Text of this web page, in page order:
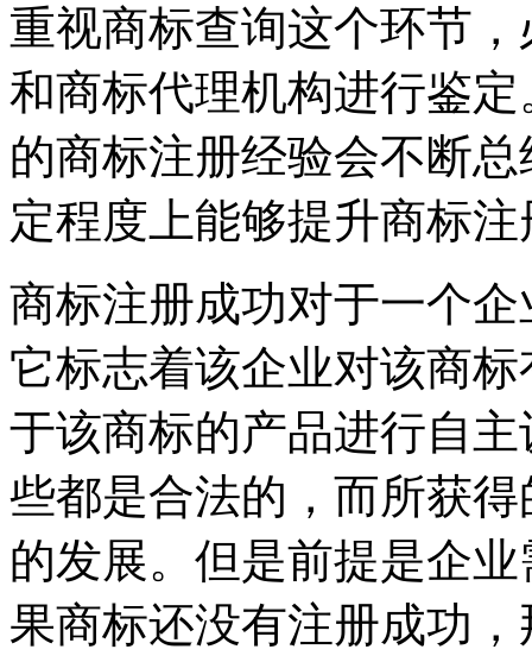
重视商标查询这个环节
和商标代理机构进行鉴
的商标注册经验会不断
定程度上能够提升商标
商标注册成功对于一个
它标志着该企业对该商
于该商标的产品进行自
些都是合法的，而所获
的发展。但是前提是企
果商标还没有注册成功